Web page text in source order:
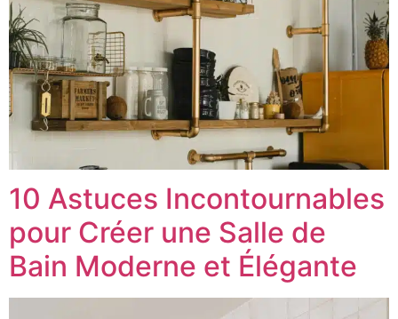
10 Astuces Incontournables
pour Créer une Salle de
Bain Moderne et Élégante